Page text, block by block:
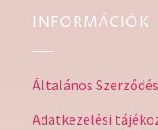
INFORMÁCIÓK
Általános
Adatkezelési